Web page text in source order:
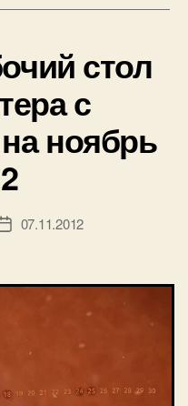
компьютер
календарем
на
2012”
стол
с
ноябрь
Дата07.11.2012